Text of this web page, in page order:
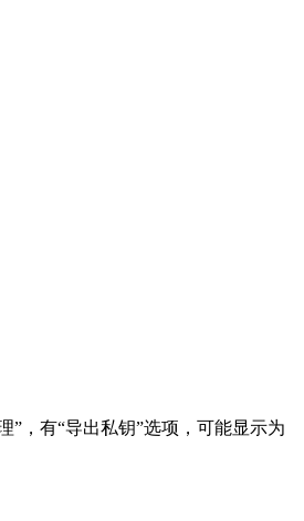
”，有“导出私钥”选项，可能显示为